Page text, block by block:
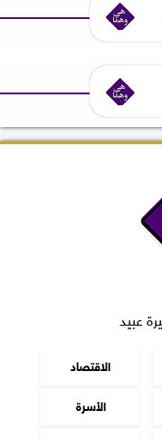
عبيد
الاقتصاد
الأسرة